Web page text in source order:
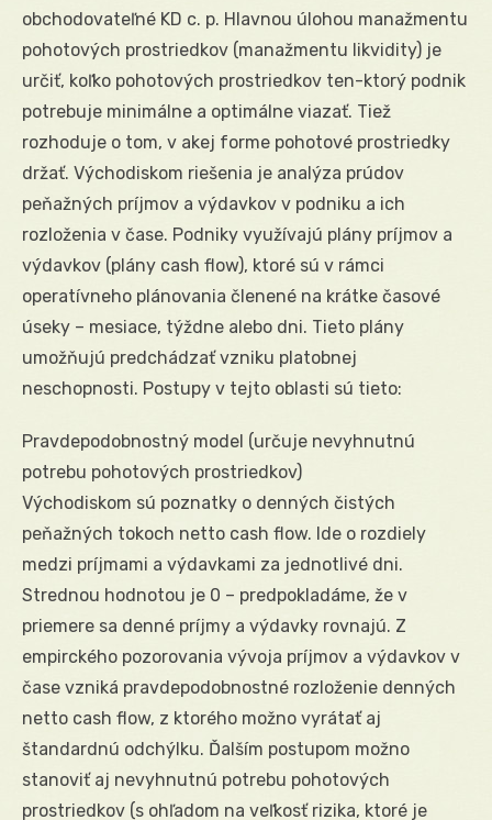
obchodovateľné KD c. p. Hlavnou úlohou manažmentu
pohotových prostriedkov (manažmentu likvidity) je
určiť, koľko pohotových prostriedkov ten-ktorý podnik
potrebuje minimálne a optimálne viazať. Tiež
rozhoduje o tom, v akej forme pohotové prostriedky
držať. Východiskom riešenia je analýza prúdov
peňažných príjmov a výdavkov v podniku a ich
rozloženia v čase. Podniky využívajú plány príjmov a
výdavkov (plány cash flow), ktoré sú v rámci
operatívneho plánovania členené na krátke časové
úseky – mesiace, týždne alebo dni. Tieto plány
umožňujú predchádzať vzniku platobnej
neschopnosti. Postupy v tejto oblasti sú tieto:
Pravdepodobnostný model (určuje nevyhnutnú
potrebu pohotových prostriedkov)
Východiskom sú poznatky o denných čistých
peňažných tokoch netto cash flow. Ide o rozdiely
medzi príjmami a výdavkami za jednotlivé dni.
Strednou hodnotou je 0 – predpokladáme, že v
priemere sa denné príjmy a výdavky rovnajú. Z
empirckého pozorovania vývoja príjmov a výdavkov v
čase vzniká pravdepodobnostné rozloženie denných
netto cash flow, z ktorého možno vyrátať aj
štandardnú odchýlku. Ďalším postupom možno
stanoviť aj nevyhnutnú potrebu pohotových
prostriedkov (s ohľadom na veľkosť rizika, ktoré je